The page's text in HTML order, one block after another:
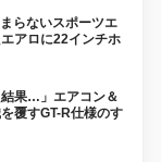
らないスポーツエ
アロに22インチホ
結果…」エアコン＆
覆すGT-R仕様のす